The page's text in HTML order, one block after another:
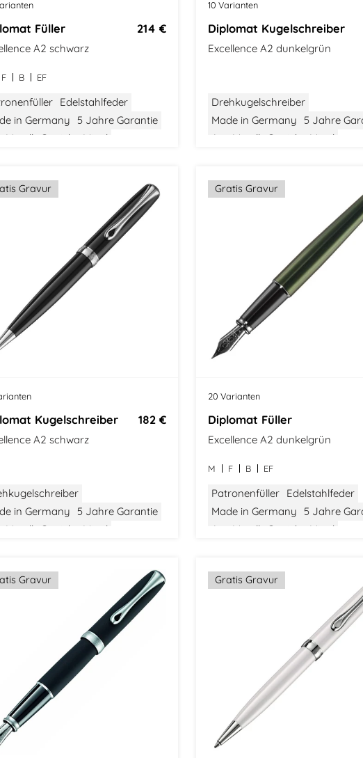
Füller 214 €
A2 schwarz
F B EF
Edelstahlfeder
in Germany
5 Jahre Garantie
Metall
Gewicht: Mittel
10 Varianten
Diplomat Kugelschreiber
Excellence A2 dunkelgrün
Drehkugelschreiber
Made in Germany
5 Jahre
Aus Metall
Gewicht: Mittel
Gravur
Kugelschreiber 182 €
A2 schwarz
in Germany
5 Jahre Garantie
Metall
Gewicht: Mittel
Gratis Gravur
20 Varianten
Diplomat Füller
Excellence A2 dunkelgrün
M F B EF
Patronenfüller Edelstahlfeder
Made in Germany
5 Jahre
Aus Metall
Gewicht: Mittel
Gravur Gratis Gravur